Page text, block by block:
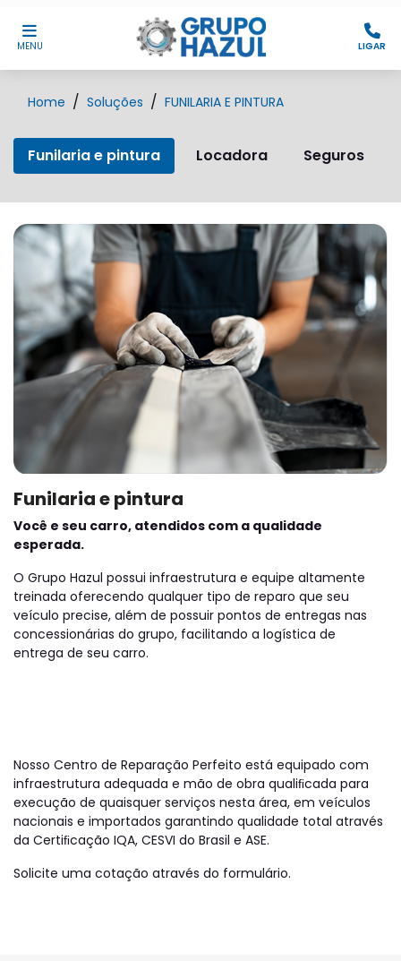
MENU LIGAR
Home Soluções FUNILARIA E PINTURA
Funilaria e pintura Locadora Seguros
Funilaria e pintura
Você e seu carro, atendidos com a qualidade
esperada.
O Grupo Hazul possui infraestrutura e equipe altamente
treinada oferecendo qualquer tipo de reparo que seu
veículo precise, além de possuir pontos de entregas nas
concessionárias do grupo, facilitando a logística de
entrega de seu carro.
Nosso Centro de Reparação Perfeito está equipado com
infraestrutura adequada e mão de obra qualiﬁcada para
execução de quaisquer serviços nesta área, em veículos
nacionais e importados garantindo qualidade total através
da Certiﬁcação IQA, CESVI do Brasil e ASE.
Solicite uma cotação através do formulário.